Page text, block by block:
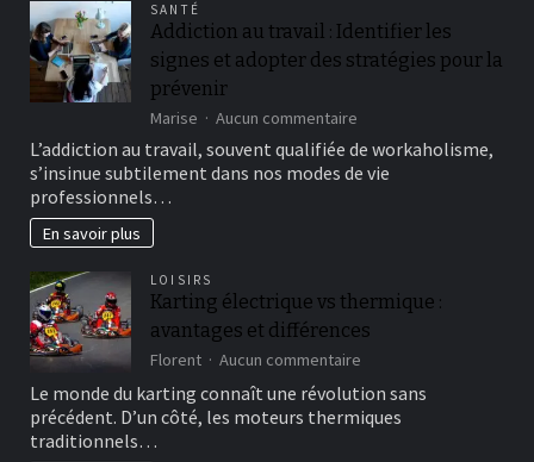
SANTÉ
Addiction au travail : Identifier les
signes et adopter des stratégies pour la
prévenir
Marise Aucun commentaire
Addiction
au
travail
adopter
des
stratégies
la
prévenir
L’addiction au travail, souvent qualifiée de workaholisme,
s’insinue subtilement dans nos modes de vie
professionnels…
En savoir plus
LOISIRS
Karting électrique vs thermique :
avantages et différences
Florent Aucun commentaire
électrique
vs
Le monde du karting connaît une révolution sans
précédent. D’un côté, les moteurs thermiques
traditionnels…